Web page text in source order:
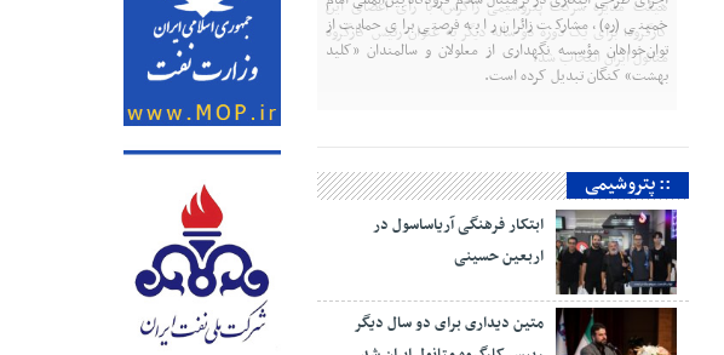
هیئت مدیره شرکت پتروشیمی زاگرس، با رأی اعضای این
کارگروه، برای یک دوره دو ساله دیگر به عنوان رئیس کارگروه
متانول ایران انتخاب شد.
:: پتروشیمی
ابتکار فرهنگی آریاساسول در
اربعین حسینی
متین دیداری برای دو سال دیگر
رییس کارگروه متانول ایران شد